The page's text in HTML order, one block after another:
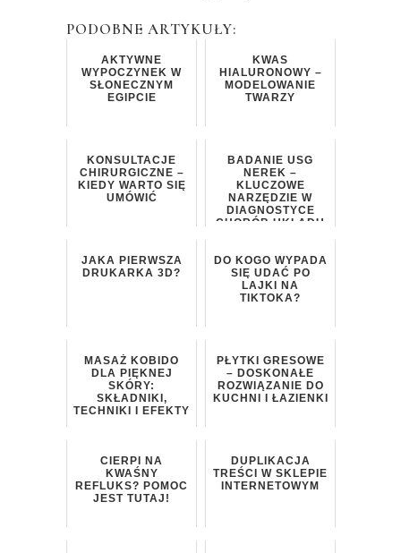
PODOBNE ARTYKUŁY:
AKTYWNE
WYPOCZYNEK W
SŁONECZNYM
EGIPCIE
KWAS
HIALURONOWY –
MODELOWANIE
TWARZY
KONSULTACJE
CHIRURGICZNE –
KIEDY WARTO SIĘ
UMÓWIĆ
BADANIE USG
NEREK –
KLUCZOWE
NARZĘDZIE W
DIAGNOSTYCE
CHORÓB UKŁADU
JAKA PIERWSZA
DRUKARKA 3D?
DO KOGO WYPADA
SIĘ UDAĆ PO
LAJKI NA
TIKTOKA?
MASAŻ KOBIDO
DLA PIĘKNEJ
SKÓRY:
SKŁADNIKI,
TECHNIKI I EFEKTY
PŁYTKI GRESOWE
– DOSKONAŁE
ROZWIĄZANIE DO
KUCHNI I ŁAZIENKI
CIERPI NA
KWAŚNY
REFLUKS? POMOC
JEST TUTAJ!
DUPLIKACJA
TREŚCI W SKLEPIE
INTERNETOWYM